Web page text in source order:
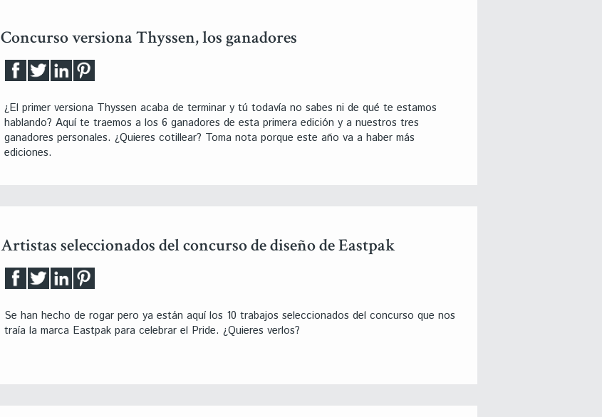
Concurso versiona Thyssen, los ganadores
¿El primer versiona Thyssen acaba de terminar y tú todavía no sabes ni de qué te estamos
hablando? Aquí te traemos a los 6 ganadores de esta primera edición y a nuestros tres
ganadores personales. ¿Quieres cotillear? Toma nota porque este año va a haber más
ediciones.
Artistas seleccionados del concurso de diseño de Eastpak
Se han hecho de rogar pero ya están aquí los 10 trabajos seleccionados del concurso que nos
traía la marca Eastpak para celebrar el Pride. ¿Quieres verlos?